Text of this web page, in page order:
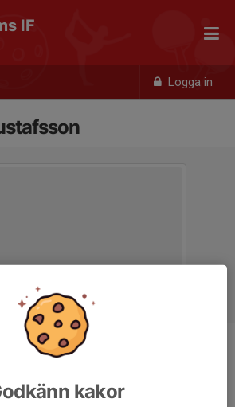
Logga in
IF
Tränare
kakor